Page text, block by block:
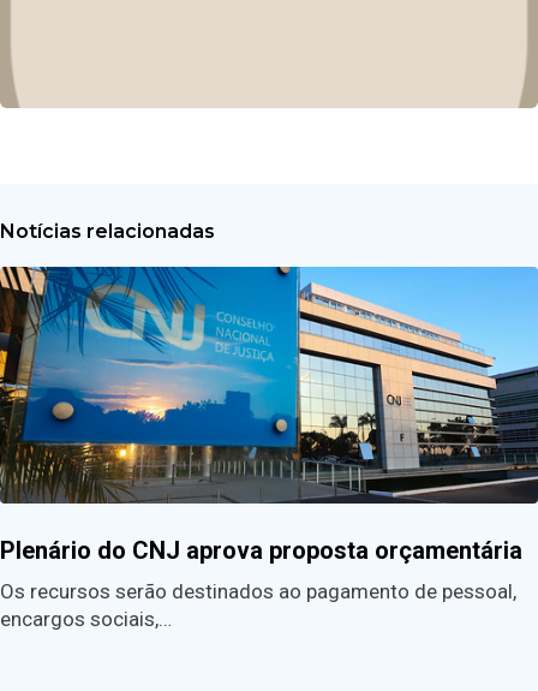
Notícias relacionadas
Plenário do CNJ aprova proposta orçamentária
Os recursos serão destinados ao pagamento de pessoal,
encargos sociais,…